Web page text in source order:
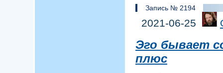
Запись № 2194
2021-06-25
Эго бывает
плюс